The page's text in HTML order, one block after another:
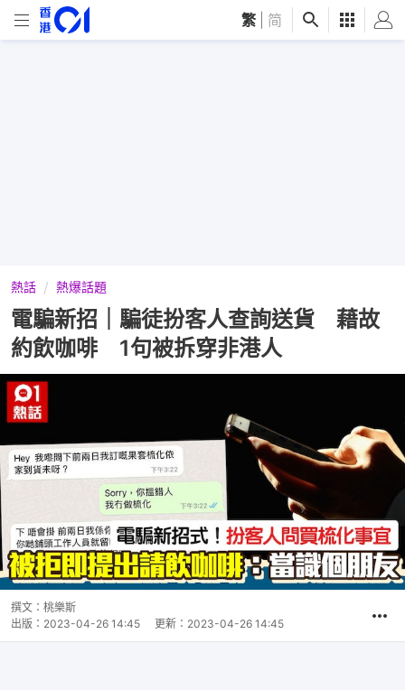
繁 简
熱話 熱爆話題
電騙新招｜騙徒扮客人查詢送貨 藉故
約飲咖啡 1句被拆穿非港人
撰文： 桃樂斯
出版： 2023-04-26 14:45 更新： 2023-04-26 14:45